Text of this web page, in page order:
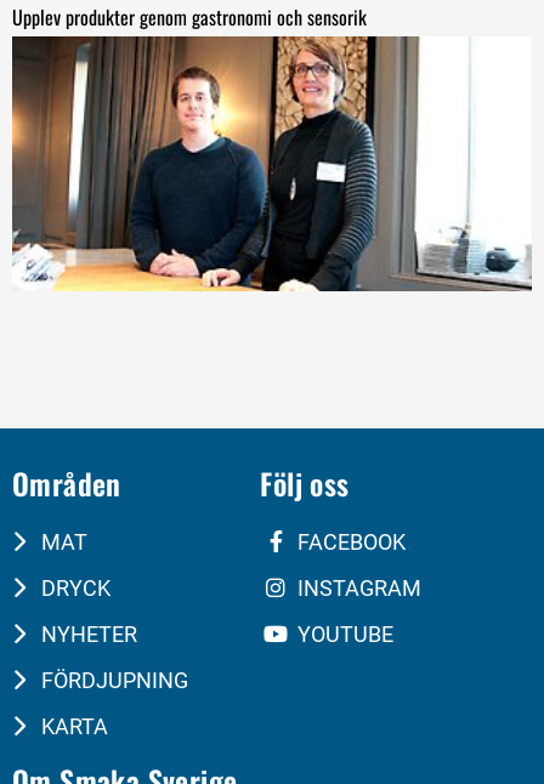
Upplev produkter genom gastronomi och sensorik
Områden
MAT
DRYCK
NYHETER
FÖRDJUPNING
KARTA
Följ oss
FACEBOOK
INSTAGRAM
YOUTUBE